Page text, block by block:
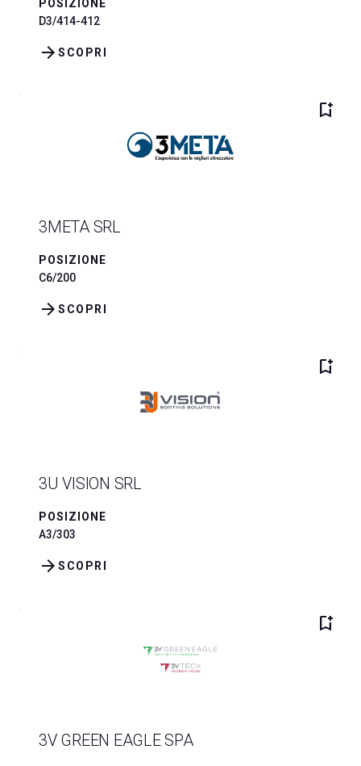
POSIZIONE
D3/414-412
SCOPRI
arrow_forward
bookmark_add
3META SRL
POSIZIONE
C6/200
SCOPRI
arrow_forward
bookmark_add
3U VISION SRL
POSIZIONE
A3/303
SCOPRI
arrow_forward
bookmark_add
3V GREEN EAGLE SPA